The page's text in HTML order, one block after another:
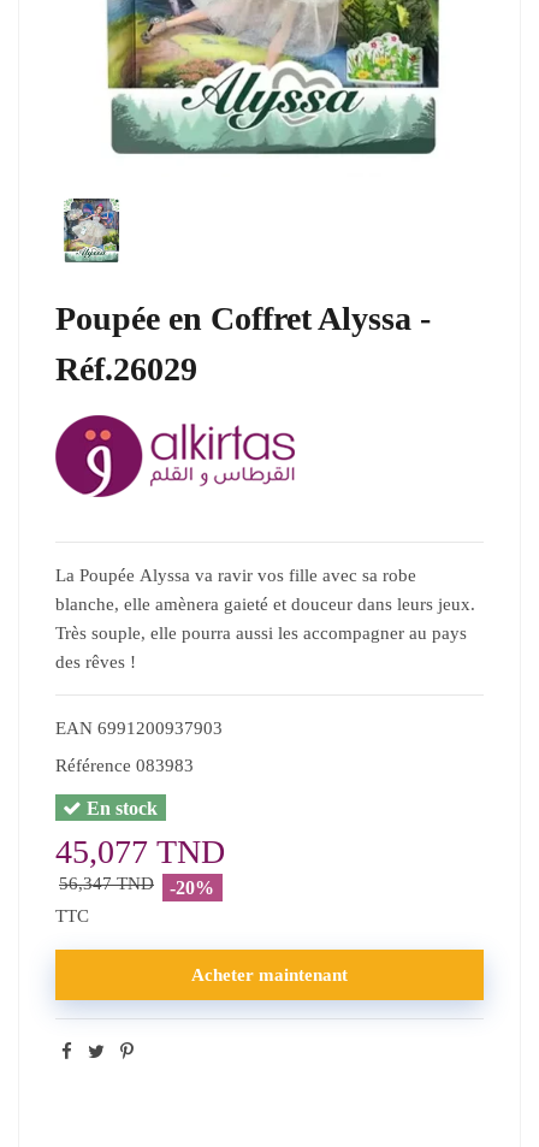
Poupée en Coffret Alyssa -
Réf.26029
La Poupée Alyssa va ravir vos fille avec sa robe
blanche, elle amènera gaieté et douceur dans leurs jeux.
Très souple, elle pourra aussi les accompagner au pays
des rêves !
EAN 6991200937903
Référence 083983
En stock
45,077 TND
56,347 TND -20%
TTC
Acheter maintenant